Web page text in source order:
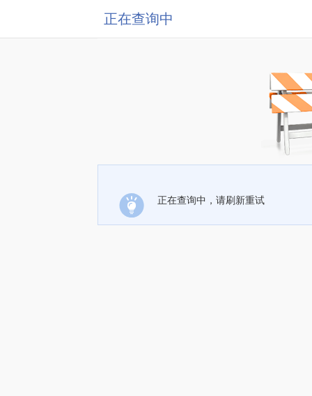
正在查询中
正在查询中，请刷新重试